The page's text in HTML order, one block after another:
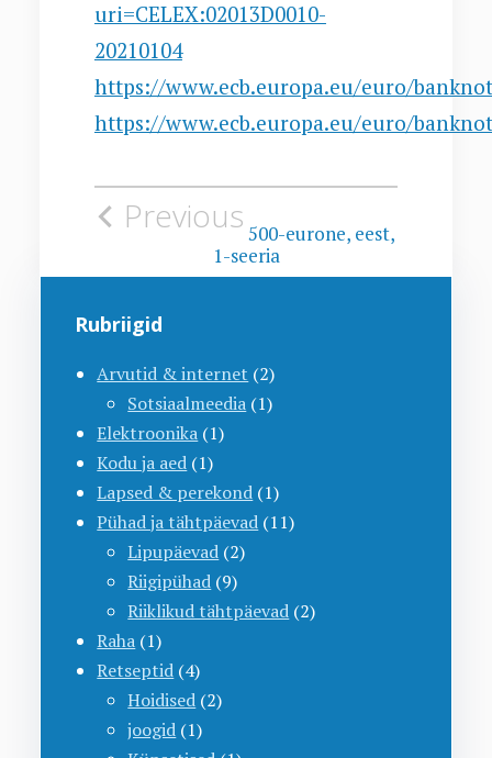
uri=CELEX:02013D0010-
20210104
https://www.ecb.europa.eu/euro/
https://www.ecb.europa.eu/euro/
Navigeerimine
Previous 500-eurone, eest,
1-seeria
Rubriigid
Arvutid & internet (2)
Sotsiaalmeedia (1)
Elektroonika (1)
Kodu ja aed (1)
Lapsed & perekond (1)
Pühad ja tähtpäevad (11)
Lipupäevad (2)
Riigipühad (9)
Riiklikud tähtpäevad (2)
Raha (1)
Retseptid (4)
Hoidised (2)
joogid (1)